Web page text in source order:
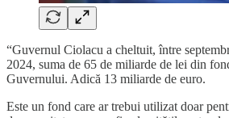
“Guvernul Ciolacu a cheltuit, între
2024, suma de 65 de miliarde de lei din
Guvernului. Adică 13 miliarde de euro.
Este un fond care ar trebui utilizat doar